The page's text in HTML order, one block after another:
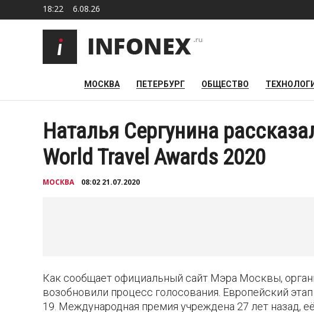
18:22 6.08.26
МОСКВА ПЕТЕРБУРГ ОБЩЕСТВО
Наталья Сергунина
World Travel Awards 2020
МОСКВА 08:02 21.07.2020
Как сообщает официальный сайт Мэра Москвы,
возобновили процесс голосования. Европейский
19. Международная премия учреждена 27 лет назад,